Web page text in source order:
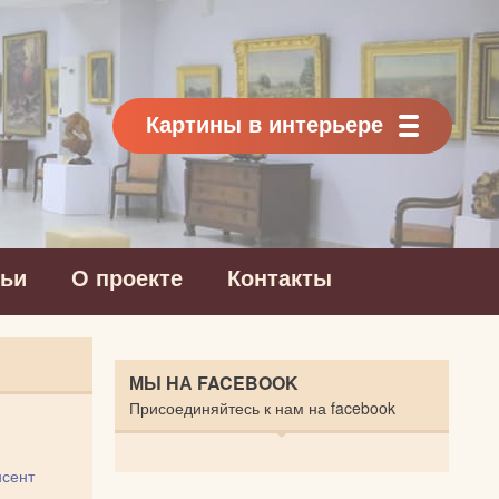
Картины в интерьере
О проекте Контакты
МЫ НА FACEBOOK
Присоединяйтесь к нам на facebook